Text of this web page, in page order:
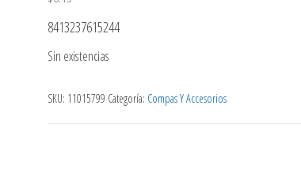
8413237615244
Sin existencias
SKU: 11015799 Categoría: Compas Y Accesorios